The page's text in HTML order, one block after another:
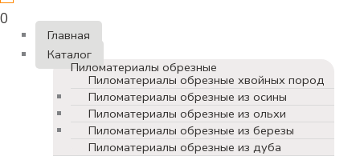
0
Главная
Каталог
Пиломатериалы обрезные
Пиломатериалы обрезные хвойных пород
Пиломатериалы обрезные из осины
Пиломатериалы обрезные из ольхи
Пиломатериалы обрезные из березы
Пиломатериалы обрезные из дуба